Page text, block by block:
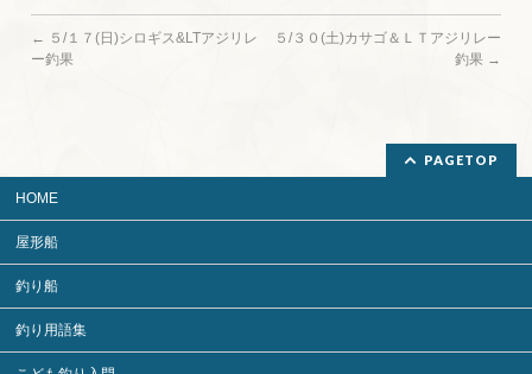
← ５/１７(日)シロギス&LTアジリレ
ー釣果
５/３０(土)カサゴ＆ＬＴアジリレー
釣果 →
PAGETOP
HOME
屋形船
釣り船
釣り用語集